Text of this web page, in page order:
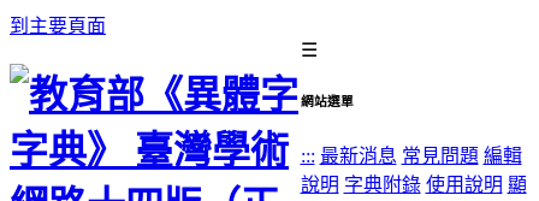
到主要頁面
☰
網站選單
::: 最新消息 常見問題 編輯
說明 字典附錄 使用說明 顯